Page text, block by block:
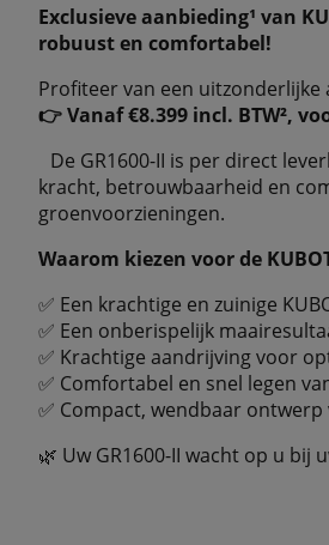
Exclusieve aanbieding¹ van
robuust en comfortabel!
Profiteer van een
👉 Vanaf €8.399 incl. BTW²,
De GR1600-II is per direct
kracht, betrouwbaarheid en
groenvoorzieningen.
Waarom kiezen voor de
✅ Een krachtige en zuinige
✅ Een onberispelijk
✅ Krachtige aandrijving voor
✅ Comfortabel en snel legen
✅ Compact, wendbaar
🌿 Uw GR1600-II wacht op u bij